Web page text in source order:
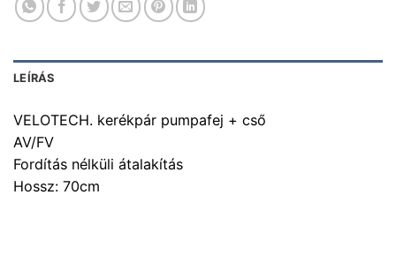
LEÍRÁS
VELOTECH. kerékpár pumpafej + cső
AV/FV
Fordítás nélküli átalakítás
Hossz: 70cm